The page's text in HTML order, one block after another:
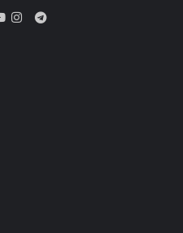
Telegram